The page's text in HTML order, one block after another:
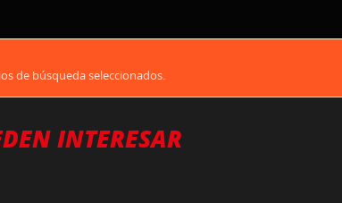
de búsqueda seleccionados.
INTERESAR